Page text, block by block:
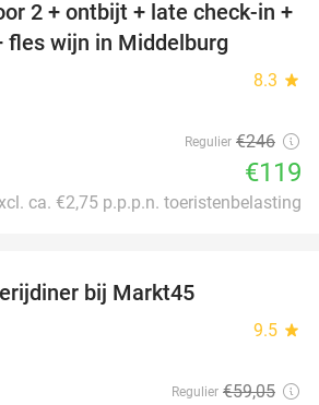
52%
2 + ontbijt + late check-in +
fles wijn in Middelburg
8.3 star
Regulier €246
€119
ca. €2,75 p.p.p.n. toeristenbelasting
bij Markt45
9.5 star
Regulier €59,05